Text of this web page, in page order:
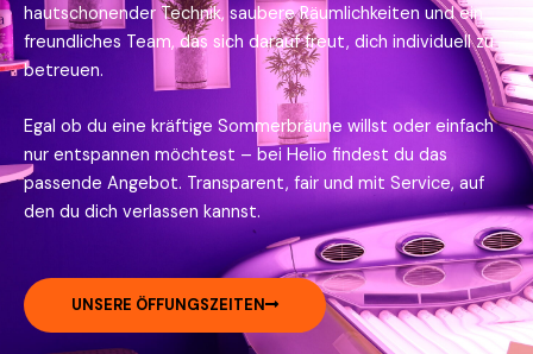
hautschonender Technik, saubere Räumlichkeiten und ein
freundliches Team, das sich darauf freut, dich individuell zu
betreuen.
Egal ob du eine kräftige Sommerbräune willst oder einfach
nur entspannen möchtest – bei Helio findest du das
passende Angebot. Transparent, fair und mit Service, auf
den du dich verlassen kannst.
UNSERE ÖFFUNGSZEITEN